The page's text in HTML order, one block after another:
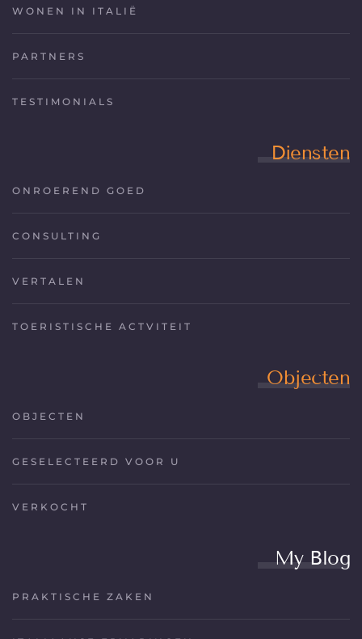
WONEN IN ITALIË
PARTNERS
TESTIMONIALS
Diensten
ONROEREND GOED
CONSULTING
VERTALEN
TOERISTISCHE ACTVITEIT
Objecten
OBJECTEN
GESELECTEERD VOOR U
VERKOCHT
My Blog
PRAKTISCHE ZAKEN